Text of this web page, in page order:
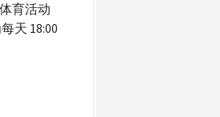
育活动
天 18:00